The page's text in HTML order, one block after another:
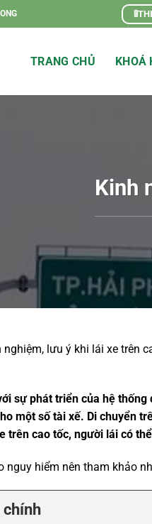
TRANG CHỦ KHOÁ
Kinh
nghiệm, lưu ý khi lái xe trên
sự phát triển của hệ
một số tài xế. Di chuyển
trên cao tốc, người lái có
nguy hiểm nên tham khảo
chính